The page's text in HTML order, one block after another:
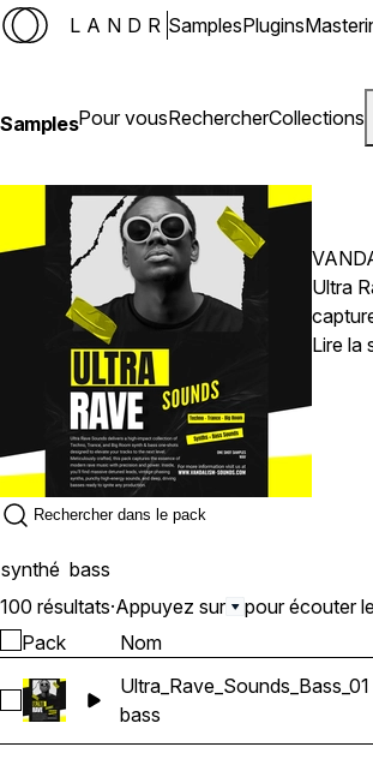
LANDR SamplesPlugins
SamplesPour vousRechercherCollections
Ultra
ready
Lire la
synthé bass
100 résultats·Appuyez sur pour écouter
Pack Nom
Sélectionnez Ultra_Rave_Sounds_Bass_01
Ultra_Rave_Sounds_Bass_01
bass